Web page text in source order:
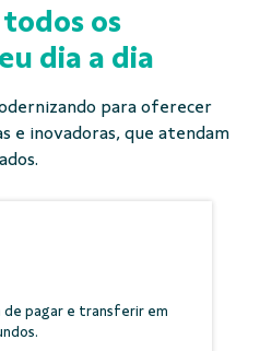
os
dia a dia
para oferecer
e inovadoras, que atendam
de pagar e transferir em